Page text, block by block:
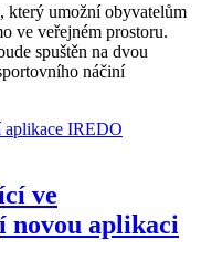
který umožní obyvatelům
ve veřejném prostoru.
spuštěn na dvou
náčiní
ve
novou aplikaci